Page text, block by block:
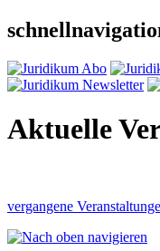
Aktuelle
vergangene